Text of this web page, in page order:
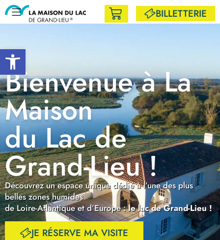
Ouvrir la barre d’outils
BILLETTERIE
Bienvenue à La
Maison
du Lac de
Grand-Lieu !
Découvrez un espace unique dédié à l’une des plus
belles zones humides
de Loire-Atlantique et d’Europe :le lac de Grand-Lieu !
JE RÉSERVE MA VISITE